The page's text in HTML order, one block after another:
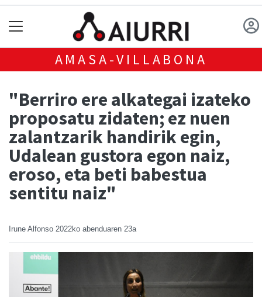
AMASA-VILLABONA
"Berriro ere alkategai izateko
proposatu zidaten; ez nuen
zalantzarik handirik egin,
Udalean gustora egon naiz,
eroso, eta beti babestua
sentitu naiz"
Irune Alfonso 2022ko abenduaren 23a